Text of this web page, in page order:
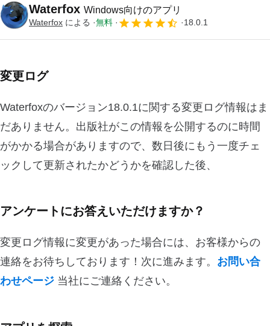
Waterfox Windows向けのアプリ
Waterfox による 無料 18.0.1
変更ログ
Waterfoxのバージョン18.0.1に関する変更ログ情報はま
だありません。出版社がこの情報を公開するのに時間
がかかる場合がありますので、数日後にもう一度チェ
ックして更新されたかどうかを確認した後、
アンケートにお答えいただけますか？
変更ログ情報に変更があった場合には、お客様からの
連絡をお待ちしております！次に進みます。 お問い合
わせページ 当社にご連絡ください。